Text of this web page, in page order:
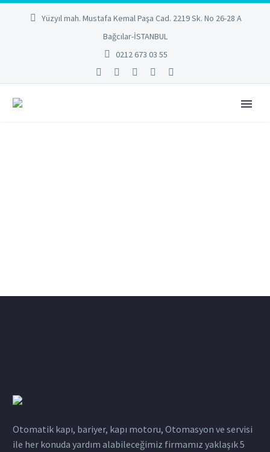
Yüzyıl mah. Mustafa Kemal Paşa Cad. 2219 Sk. No 26-28 A
Bağcılar-İSTANBUL
0212 673 03 55
Otomatik kapı, bariyer, kapı motoru, Otomasyon ve servisi
ile her konuda yardım alabileceğimiz firmamız yaklaşık 5